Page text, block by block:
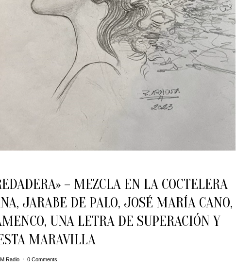
– MEZCLA EN LA COCTELERA
JARABE DE PALO, JOSÉ MARÍA CANO,
UNA LETRA DE SUPERACIÓN Y
MARAVILLA
Radio 0 Comments